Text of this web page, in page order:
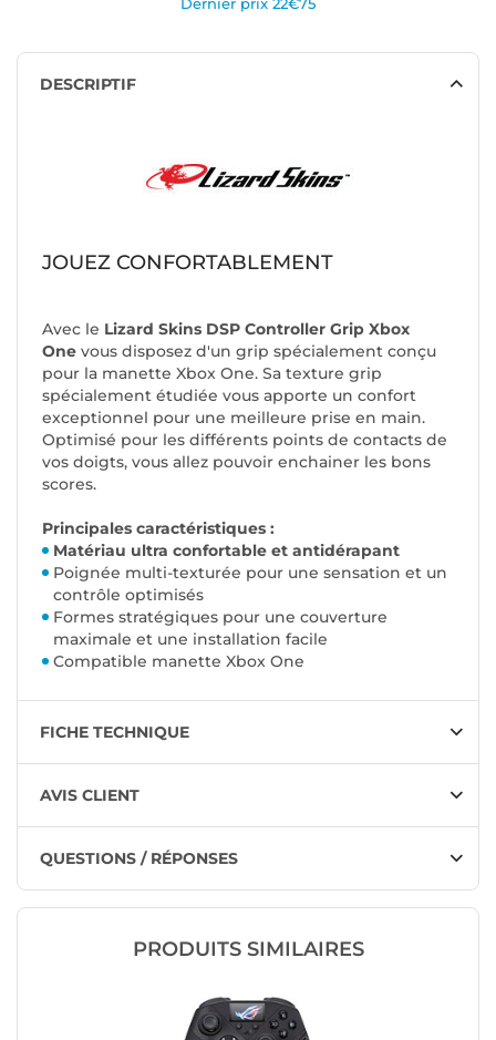
DESCRIPTIF
JOUEZ CONFORTABLEMENT
Avec le Lizard Skins DSP Controller Grip Xbox
One vous disposez d'un grip spécialement conçu
pour la manette Xbox One. Sa texture grip
spécialement étudiée vous apporte un confort
exceptionnel pour une meilleure prise en main.
Optimisé pour les différents points de contacts de
vos doigts, vous allez pouvoir enchainer les bons
scores.
Principales caractéristiques :
Matériau ultra confortable et antidérapant
Poignée multi-texturée pour une sensation et un
contrôle optimisés
Formes stratégiques pour une couverture
maximale et une installation facile
Compatible manette Xbox One
FICHE TECHNIQUE
AVIS CLIENT
QUESTIONS / RÉPONSES
PRODUITS SIMILAIRES